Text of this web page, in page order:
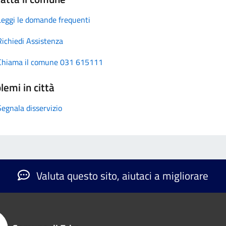
le domande frequenti
Assistenza
il comune 031 615111
in città
disservizio
Valuta questo sito, aiutaci a migliorare